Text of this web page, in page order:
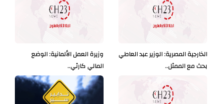
وزيرة العمل الألمانية: الوضع
المالي كارثي..
الخارجية المصرية: الوزير عبد العاطي
بحث مع الممثل..